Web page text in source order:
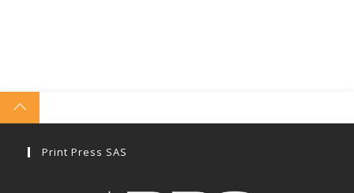
Print Press SAS